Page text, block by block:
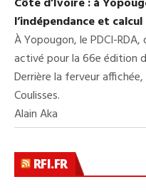
l’indépendance et
À Yopougon, le PDCI-
activé pour la 66e édition
Derrière la ferveur
Coulisses.
Alain Aka
RFI.FR